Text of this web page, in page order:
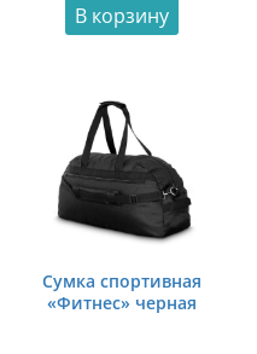
В корзину
Сумка спортивная
«Фитнес» черная